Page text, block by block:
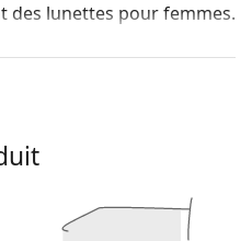
des lunettes pour femmes.
s'accorde
teints et des cheveux
foncé.
un choix idéal pour celles